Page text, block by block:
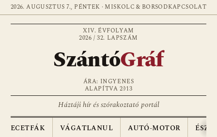
2026. AUGUSZTUS 7., PÉNTEK · MISKOLC & BORSODKAPCSOLAT
XIV. ÉVFOLYAM
2026 / 32. LAPSZÁM
SzántóGráf
ÁRA: INGYENES
ALAPÍTVA 2013
Háztáji hír és szórakoztató portál
ECETFÁK VÁGATLANUL AUTÓ-MOTOR